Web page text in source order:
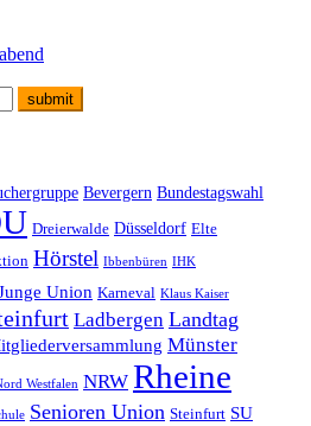
Bevergern Bundestagswahl
Dreierwalde Düsseldorf Elte
Hörstel Ibbenbüren IHK
Union Karneval Klaus Kaiser
Ladbergen Landtag
Münster
Westfalen NRW Rheine
Senioren Union Steinfurt SU